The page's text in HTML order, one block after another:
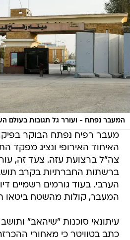
המעבר נפתח - ועורר גל תגובות בעולם
מעבר רפיח נפתח הבוקר
האיחוד האירופי ונציג מפקד
צה"ל ברצועת עזה. צעד זה,
ברשתות החברתיות בקרב
הערבי. בעוד גורמים רשמיים
המעבר, קולות מהשטח ביטאו
עיתונאי סוכנות "שיהאב"
כתב בטוויטר כי מאחורי